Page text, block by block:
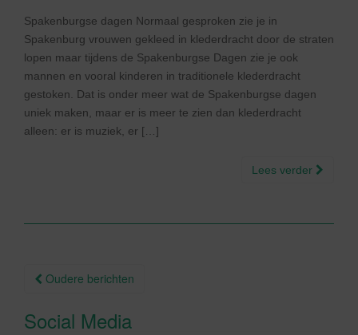
Spakenburgse dagen Normaal gesproken zie je in
Spakenburg vrouwen gekleed in klederdracht door de straten
lopen maar tijdens de Spakenburgse Dagen zie je ook
mannen en vooral kinderen in traditionele klederdracht
gestoken. Dat is onder meer wat de Spakenburgse dagen
uniek maken, maar er is meer te zien dan klederdracht
alleen: er is muziek, er […]
Lees verder
Berichtnavigatie
Oudere berichten
Social Media